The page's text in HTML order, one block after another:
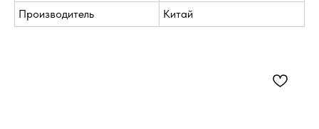
Производитель
Китай